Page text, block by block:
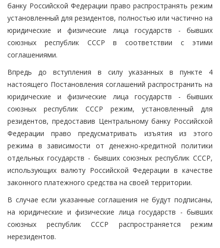
банку Российской Федерации право распространять режим
установленный для резидентов, полностью или частично на
юридические и физические лица государств - бывших
союзных республик СССР в соответствии с этими
соглашениями.
Впредь до вступления в силу указанных в пункте 4
настоящего Постановления соглашений распространить на
юридические и физические лица государств - бывших
союзных республик СССР режим, установленный для
резидентов, предоставив Центральному банку Российской
Федерации право предусматривать изъятия из этого
режима в зависимости от денежно-кредитной политики
отдельных государств - бывших союзных республик СССР,
использующих валюту Российской Федерации в качестве
законного платежного средства на своей территории.
В случае если указанные соглашения не будут подписаны,
на юридические и физические лица государств - бывших
союзных республик СССР распространяется режим
нерезидентов.